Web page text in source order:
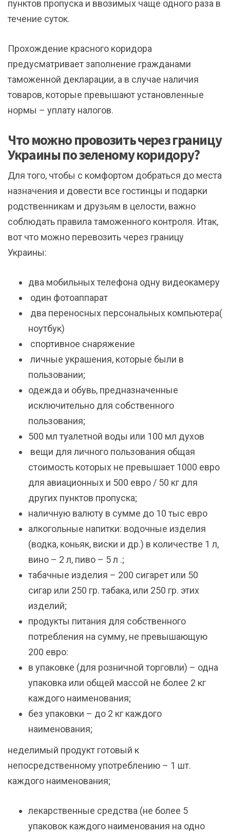
пунктов пропуска и ввозимых чаще одного раза в
течение суток.
Прохождение красного коридора
предусматривает заполнение гражданами
таможенной декларации, а в случае наличия
товаров, которые превышают установленные
нормы – уплату налогов.
Что можно провозить через границу
Украины по зеленому коридору?
Для того, чтобы с комфортом добраться до места
назначения и довести все гостинцы и подарки
родственникам и друзьям в целости, важно
соблюдать правила таможенного контроля. Итак,
вот что можно перевозить через границу
Украины:
два мобильных телефона одну видеокамеру
один фотоаппарат
два переносных персональных компьютера(
ноутбук)
спортивное снаряжение
личные украшения, которые были в
пользовании;
одежда и обувь, предназначенные
исключительно для собственного
пользования;
500 мл туалетной воды или 100 мл духов
вещи для личного пользования общая
стоимость которых не превышает 1000 евро
для авиационных и 500 евро / 50 кг для
других пунктов пропуска;
наличную валюту в сумме до 10 тыс евро
алкогольные напитки: водочные изделия
(водка, коньяк, виски и др.) в количестве 1 л,
вино – 2 л, пиво – 5 л .;
табачные изделия – 200 сигарет или 50
сигар или 250 гр. табака, или 250 гр. этих
изделий;
продукты питания для собственного
потребления на сумму, не превышающую
200 евро:
в упаковке (для розничной торговли) – одна
упаковка или общей массой не более 2 кг
каждого наименования;
без упаковки – до 2 кг каждого
наименования;
неделимый продукт готовый к
непосредственному употреблению – 1 шт.
каждого наименования;
лекарственные средства (не более 5
упаковок каждого наименования на одно